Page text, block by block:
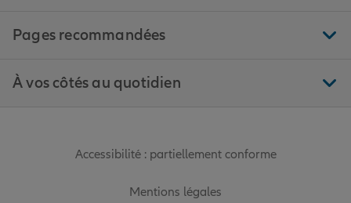
Pages recommandées
À vos côtés au quotidien
Accessibilité : partiellement conforme
Mentions légales